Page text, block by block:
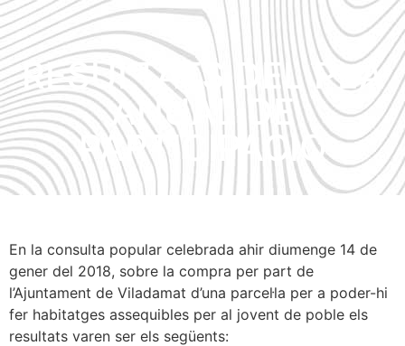
RESULTATS DEL PLA
ANUAL DE
PARTICIPACIÓ
En la consulta popular celebrada ahir diumenge 14 de
gener del 2018, sobre la compra per part de
l’Ajuntament de Viladamat d’una parcel·la per a poder-hi
fer habitatges assequibles per al jovent de poble els
resultats varen ser els següents: